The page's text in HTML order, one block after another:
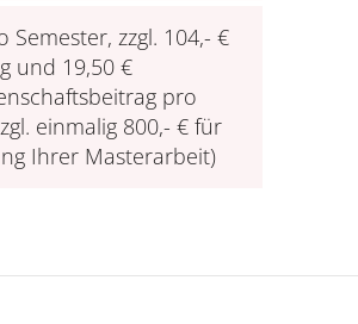
Semester, zzgl. 104,- €
und 19,50 €
pro
einmalig 800,- € für
Ihrer Masterarbeit)